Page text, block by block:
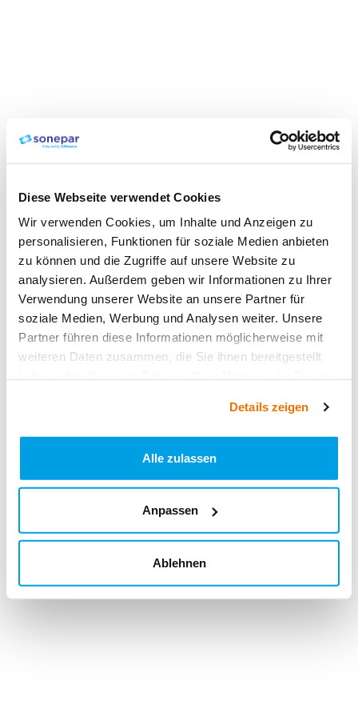
Diese Webseite verwendet Cookies
Wir verwenden Cookies, um Inhalte und Anzeigen zu
personalisieren, Funktionen für soziale Medien anbieten
zu können und die Zugriffe auf unsere Website zu
analysieren. Außerdem geben wir Informationen zu Ihrer
Verwendung unserer Website an unsere Partner für
soziale Medien, Werbung und Analysen weiter. Unsere
Partner führen diese Informationen möglicherweise mit
weiteren Daten zusammen, die Sie ihnen bereitgestellt
Details zeigen
Alle zulassen
Anpassen
Ablehnen